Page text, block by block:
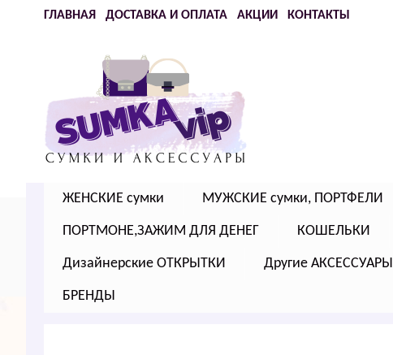
ГЛАВНАЯ ДОСТАВКА И ОПЛАТА АКЦИИ КОНТАКТЫ
ЖЕНСКИЕ сумки МУЖСКИЕ сумки, ПОРТФЕЛИ
ПОРТМОНЕ,ЗАЖИМ ДЛЯ ДЕНЕГ КОШЕЛЬКИ
Дизайнерские ОТКРЫТКИ Другие АКСЕССУАРЫ
БРЕНДЫ